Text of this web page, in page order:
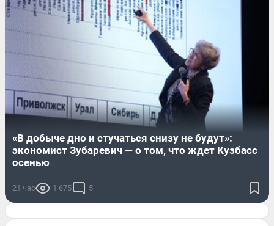
«В добыче дно и стучаться снизу не будут»:
экономист Зубаревич — о том, что ждет Кузбасс
осенью
21 час 1 675 5